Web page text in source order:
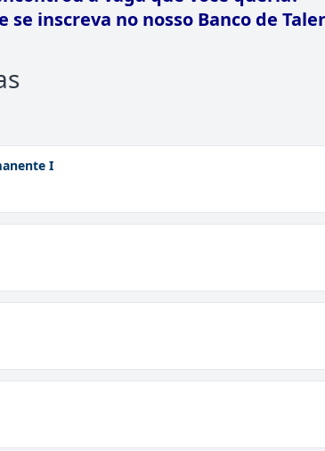
e se inscreva no nosso Banco de
I